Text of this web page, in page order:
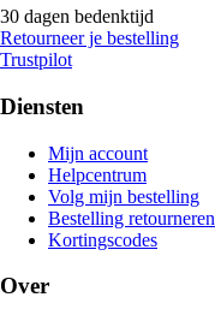
30 dagen bedenktijd
Retourneer je bestelling
Trustpilot
Diensten
Mijn account
Helpcentrum
Volg mijn bestelling
Bestelling retourneren
Kortingscodes
Over